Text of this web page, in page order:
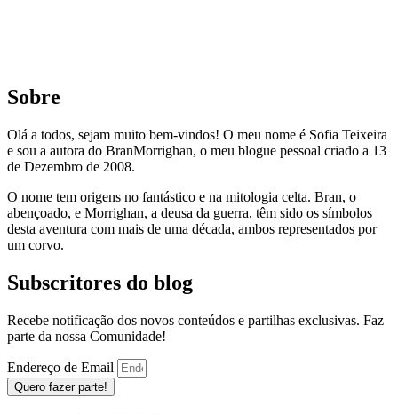
Sobre
Olá a todos, sejam muito bem-vindos! O meu nome é Sofia Teixeira
e sou a autora do BranMorrighan, o meu blogue pessoal criado a 13
de Dezembro de 2008.
O nome tem origens no fantástico e na mitologia celta. Bran, o
abençoado, e Morrighan, a deusa da guerra, têm sido os símbolos
desta aventura com mais de uma década, ambos representados por
um corvo.
Subscritores do blog
Recebe notificação dos novos conteúdos e partilhas exclusivas. Faz
parte da nossa Comunidade!
Endereço de Email
Quero fazer parte!